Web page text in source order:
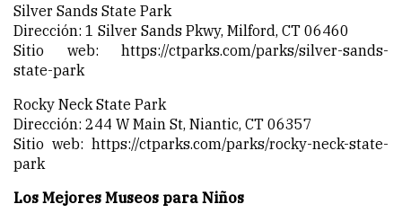
Silver Sands State Park
Dirección: 1 Silver Sands Pkwy, Milford, CT 06460
Sitio web: https://ctparks.com/parks/silver-sands-
state-park
Rocky Neck State Park
Dirección: 244 W Main St, Niantic, CT 06357
Sitio web: https://ctparks.com/parks/rocky-neck-state-
park
Los Mejores Museos para Niños